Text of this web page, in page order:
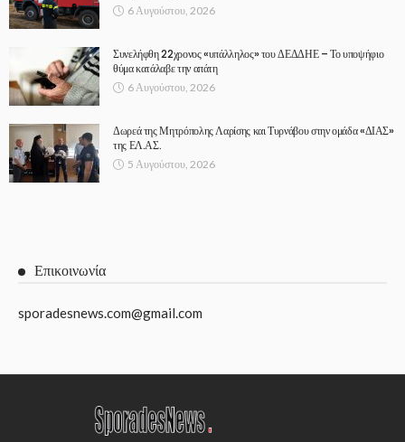
6 Αυγούστου, 2026
Συνελήφθη 22χρονος «υπάλληλος» του ΔΕΔΔΗΕ – Το υποψήφιο
θύμα κατάλαβε την απάτη
6 Αυγούστου, 2026
Δωρεά της Μητρόπολης Λαρίσης και Τυρνάβου στην ομάδα «ΔΙΑΣ»
της ΕΛ.ΑΣ.
5 Αυγούστου, 2026
Επικοινωνία
sporadesnews.com@gmail.com